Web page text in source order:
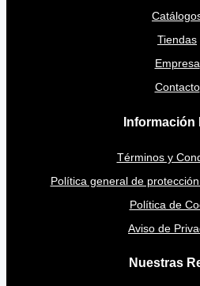
Tiendas
Empresa
Contacto
Información
Términos y
Política general de
Política de
Aviso de
Nuestras